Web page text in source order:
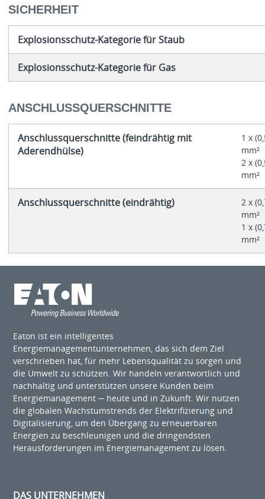
SICHERHEIT
Explosionsschutz-Kategorie für Staub
Explosionsschutz-Kategorie für Gas
ANSCHLUSSQUERSCHNITTE
Anschlussquerschnitte (feindrähtig mit
Aderendhülse)
1 x
mm²
2 x
mm²
Anschlussquerschnitte (eindrähtig)
2 x
mm²
1 x
mm²
Eaton ist ein intelligentes
Energiemanagementunternehmen, das sich dem Ziel
verschrieben hat, für mehr Lebensqualität zu sorgen und
die Umwelt zu schützen. Wir handeln verantwortlich und
nachhaltig und unterstützen unsere Kunden beim
Energiemanagement ─ heute und in Zukunft. Wir nutzen
die globalen Wachstumstrends der Elektrifizierung und
Digitalisierung, um den Übergang zu erneuerbaren
Energien zu beschleunigen und die dringendsten
Herausforderungen im Energiemanagement zu lösen.
DAS UNTERNEHMEN